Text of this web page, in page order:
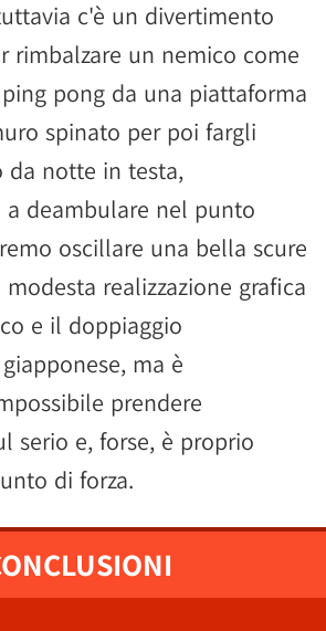
c'è un divertimento
rimbalzare un nemico come
pong da una piattaforma
spinato per poi fargli
da notte in testa,
deambulare nel punto
oscillare una bella scure
realizzazione grafica
e il doppiaggio
ma è
prendere
serio e, forse, è proprio
di forza.